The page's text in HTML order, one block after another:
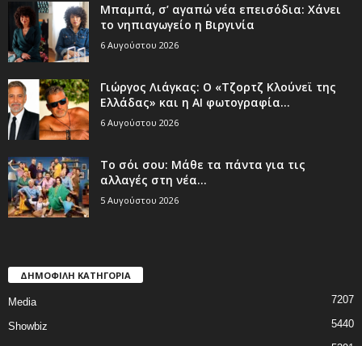
Μπαμπά, σ’ αγαπώ νέα επεισόδια: Χάνει
το νηπιαγωγείο η Βιργινία
6 Αυγούστου 2026
Γιώργος Λιάγκας: Ο «Τζορτζ Κλούνεϊ της
Ελλάδας» και η AI φωτογραφία...
6 Αυγούστου 2026
Το σόι σου: Μάθε τα πάντα για τις
αλλαγές στη νέα...
5 Αυγούστου 2026
ΔΗΜΟΦΙΛΗ ΚΑΤΗΓΟΡΙΑ
Media 7207
Showbiz 5440